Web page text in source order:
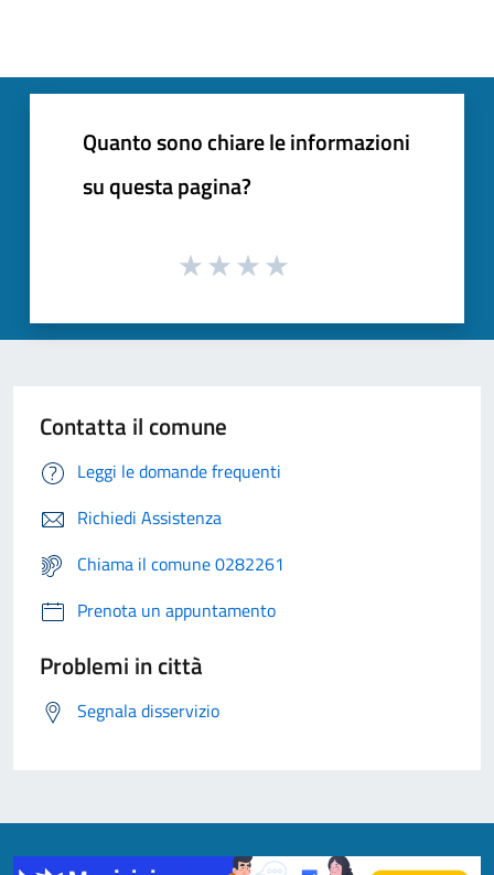
Quanto sono chiare le informazioni
su questa pagina?
Contatta il comune
Leggi le domande frequenti
Richiedi Assistenza
Chiama il comune 0282261
Prenota un appuntamento
Problemi in città
Segnala disservizio